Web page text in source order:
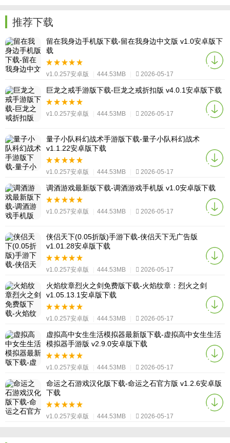
推荐下载
留在我身边手机版下载-留在我身边中文版 v1.0安卓版下
载
v1.0.257安卓版 444.53MB 2026-05-17
巨龙之戒手游版下载-巨龙之戒折扣版 v4.0.1安卓版下载
v1.0.257安卓版 444.53MB 2026-05-17
量子小队科幻战术手游版下载-量子小队科幻战术
v1.1.22安卓版下载
v1.0.257安卓版 444.53MB 2026-05-17
调酒游戏最新版下载-调酒游戏手机版 v1.0安卓版下载
v1.0.257安卓版 444.53MB 2026-05-17
侠侣天下(0.05折版)手游下载-侠侣天下无广告版
v1.01.28安卓版下载
v1.0.257安卓版 444.53MB 2026-05-17
火焰纹章烈火之剑免费版下载-火焰纹章：烈火之剑
v1.05.13.1安卓版下载
v1.0.257安卓版 444.53MB 2026-05-17
虚拟高中女生生活模拟器最新版下载-虚拟高中女生生活
模拟器手游版 v2.9.0安卓版下载
v1.0.257安卓版 444.53MB 2026-05-17
命运之石游戏汉化版下载-命运之石官方版 v1.2.6安卓版
下载
v1.0.257安卓版 444.53MB 2026-05-17